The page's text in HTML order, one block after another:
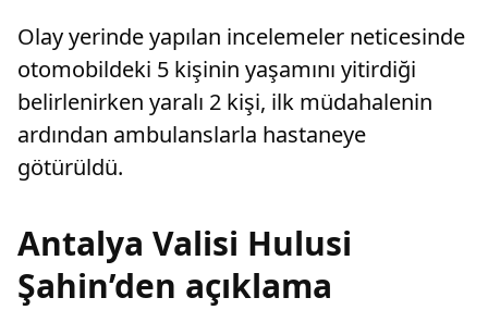
Olay yerinde yapılan incelemeler neticesinde
otomobildeki 5 kişinin yaşamını yitirdiği
belirlenirken yaralı 2 kişi, ilk müdahalenin
ardından ambulanslarla hastaneye
götürüldü.
Antalya Valisi Hulusi
Şahin’den açıklama